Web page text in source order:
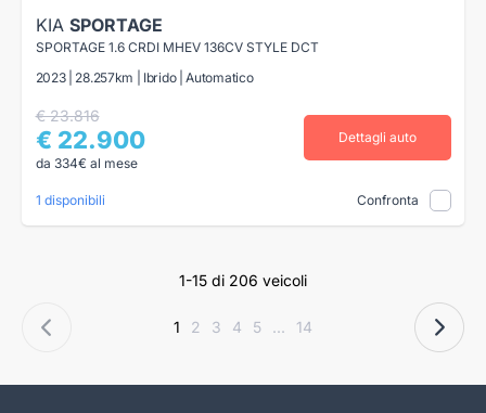
KIA SPORTAGE
SPORTAGE 1.6 CRDI MHEV 136CV STYLE DCT
2023 | 28.257km | Ibrido | Automatico
€ 23.816
€ 22.900
da 334€ al mese
Dettagli auto
1 disponibili Confronta
1-15 di 206 veicoli
1 2 3 4 5 ... 14